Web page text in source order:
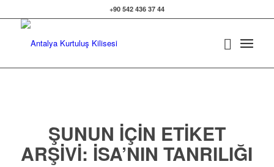
+90 542 436 37 44
ŞUNUN IÇIN ETIKET
ARŞIVI: İSA’NIN TANRILIĞI